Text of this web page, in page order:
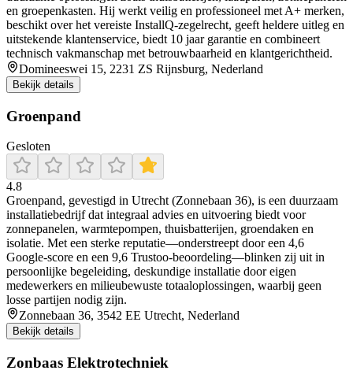
en groepenkasten. Hij werkt veilig en professioneel met A+ merken,
beschikt over het vereiste InstallQ‑zegelrecht, geeft heldere uitleg en
uitstekende klantenservice, biedt 10 jaar garantie en combineert
technisch vakmanschap met betrouwbaarheid en klantgerichtheid.
Domineeswei 15, 2231 ZS Rijnsburg, Nederland
Bekijk details
Groenpand
Gesloten
4.8
Groenpand, gevestigd in Utrecht (Zonnebaan 36), is een duurzaam
installatiebedrijf dat integraal advies en uitvoering biedt voor
zonnepanelen, warmtepompen, thuisbatterijen, groendaken en
isolatie. Met een sterke reputatie—onderstreept door een 4,6
Google-score en een 9,6 Trustoo-beoordeling—blinken zij uit in
persoonlijke begeleiding, deskundige installatie door eigen
medewerkers en milieubewuste totaaloplossingen, waarbij geen
losse partijen nodig zijn.
Zonnebaan 36, 3542 EE Utrecht, Nederland
Bekijk details
Zonbaas Elektrotechniek